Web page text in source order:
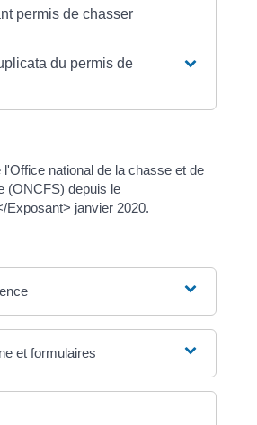
permis de chasser
du permis de
national de la chasse et de
(ONCFS) depuis le
Exposant> janvier 2020.
et formulaires